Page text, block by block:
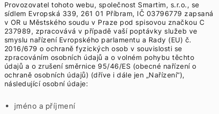
Provozovatel tohoto webu, společnost Smartim, s.r.o., se
sídlem Evropská 339, 261 01 Příbram, IČ 03796779 zapsaná
v OR u Městského soudu v Praze pod spisovou značkou C
237989, zpracovává v případě vaší poptávky služeb ve
smyslu nařízení Evropského parlamentu a Rady (EU) č.
2016/679 o ochraně fyzických osob v souvislosti se
zpracováním osobních údajů a o volném pohybu těchto
údajů a o zrušení směrnice 95/46/ES (obecné nařízení o
ochraně osobních údajů) (dříve i dále jen „Nařízení“),
následující osobní údaje:
jméno a příjmení